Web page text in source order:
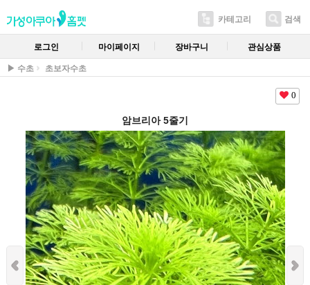
카테고리 검색
로그인 마이페이지 장바구니 관심상품
▶ 수초 초보자수초
0
암브리아 5줄기